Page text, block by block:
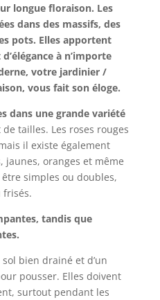
longue floraison. Les
dans des massifs, des
pots. Elles apportent
à n’importe
votre jardinier /
vous fait son éloge.
dans une grande variété
tailles. Les roses rouges
il existe également
jaunes, oranges et même
simples ou doubles,
frisés.
tandis que
bien drainé et d’un
pousser. Elles doivent
surtout pendant les